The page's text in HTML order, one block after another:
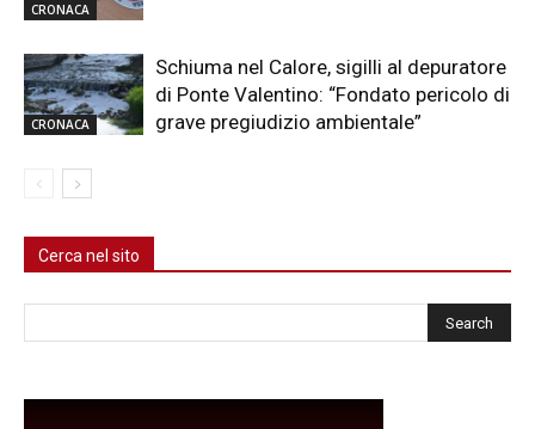
CRONACA
CRONACA
Schiuma nel Calore, sigilli al depuratore
di Ponte Valentino: “Fondato pericolo di
grave pregiudizio ambientale”
Cerca nel sito